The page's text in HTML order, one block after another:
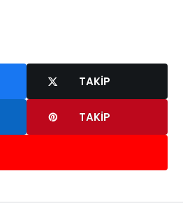
TAKIP
TAKIP